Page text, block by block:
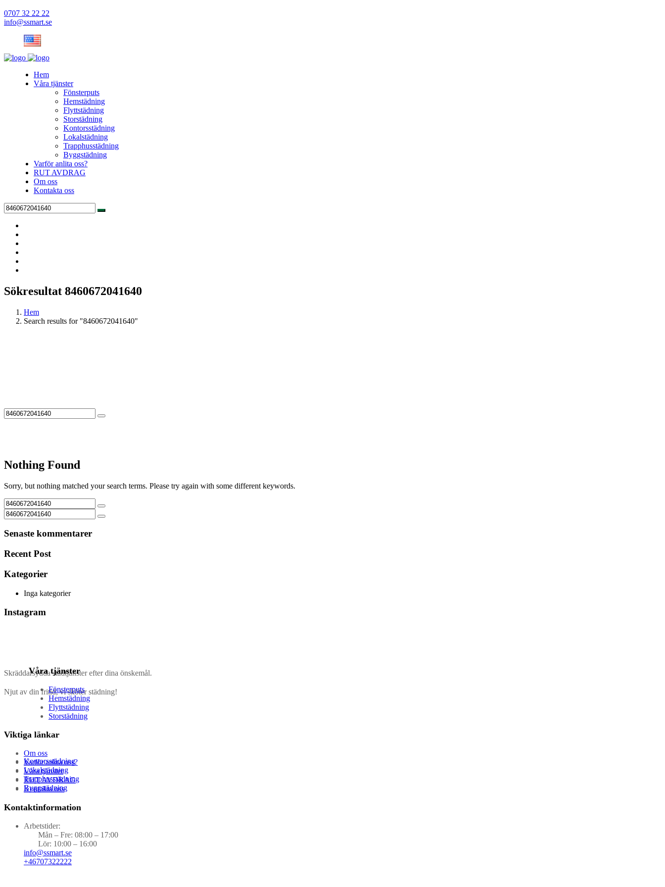
0707 32 22 22
info@ssmart.se
Hem
Våra tjänster
Fönsterputs
Hemstädning
Flyttstädning
Storstädning
Kontorsstädning
Lokalstädning
Trapphusstädning
Byggstädning
Varför anlita oss?
RUT AVDRAG
Om oss
Kontakta oss
Sökresultat 8460672041640
Hem
Search results for "8460672041640"
Nothing Found
Sorry, but nothing matched your search terms. Please try again with some different keywords.
Senaste kommentarer
Recent Post
Kategorier
Inga kategorier
Instagram
Skräddarsydda städtjänster efter dina önskemål.
Njut av din fritid, vi sköter städning!
Våra tjänster
Fönsterputs
Hemstädning
Flyttstädning
Storstädning
Kontorsstädning
Lokalstädning
Trapphusstädning
Byggstädning
Viktiga länkar
Om oss
Varför anlita oss?
Våra tjänster
RUT AVDRAG
Kontakta oss
Kontaktinformation
Arbetstider:
Mån – Fre: 08:00 – 17:00
Lör: 10:00 – 16:00
info@ssmart.se
+46707322222